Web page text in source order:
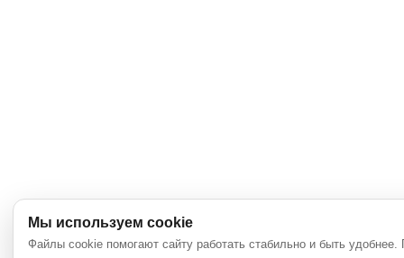
Мы используем cookie
Файлы cookie помогают сайту работать стабильно и быть